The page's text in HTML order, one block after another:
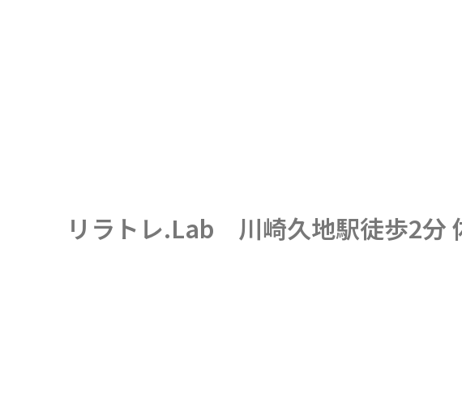
リラトレ.Lab 川崎久地駅徒歩2分